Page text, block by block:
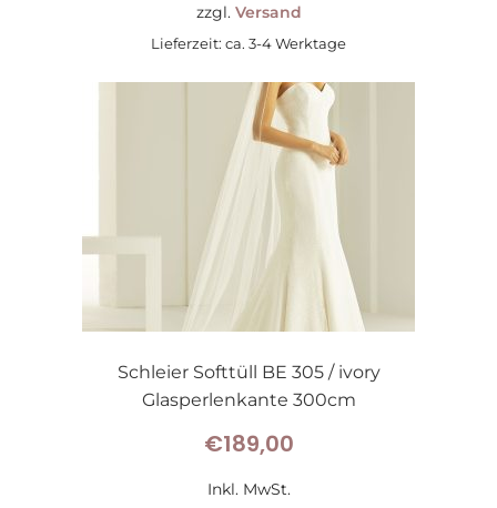
zzgl. Versand
Lieferzeit: ca. 3-4 Werktage
Schleier Softtüll BE 305 / ivory
Glasperlenkante 300cm
€189,00
Inkl. MwSt.